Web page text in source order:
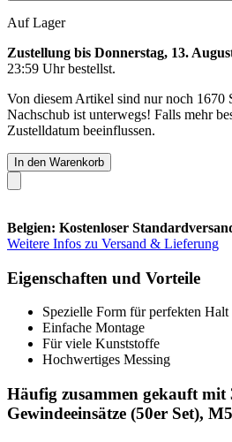
Auf Lager
Zustellung bis Donnerstag, 13.
23:59 Uhrbestellst.
Von diesem Artikel sind nur noch 1670
Nachschub ist unterwegs! Falls mehr
Zustelldatum beeinflussen.
In den Warenkorb
Belgien: Kostenloser
Weitere Infos zu Versand & Lieferung
Eigenschaften und Vorteile
Spezielle Form für perfekten Halt
Einfache Montage
Für viele Kunststoffe
Hochwertiges Messing
Häufig zusammen gekauft
Gewindeeinsätze (50er Set),